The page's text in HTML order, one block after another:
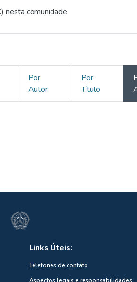
nesta comunidade.
Por
Autor
Por
Título
Links Úteis:
Telefones de contato
Aspectos legais e responsabilidades